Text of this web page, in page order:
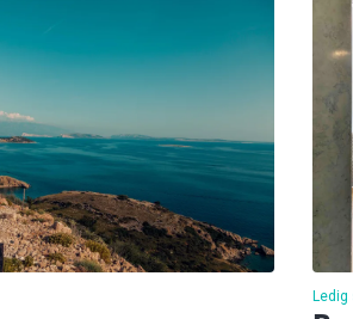
Ledig